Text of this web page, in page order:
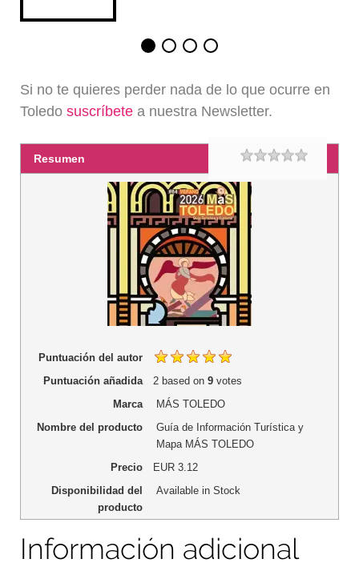
Si no te quieres perder nada de lo que ocurre en
Toledosuscríbete a nuestra Newsletter.
Resumen Rating
Puntuación del autor
Puntuación añadida
2based on 9votes
Marca
MÁS TOLEDO
Nombre del producto
Guía de Información Turística y
Mapa MÁS TOLEDO
Precio
EUR 3.12
Disponibilidad del
producto
Available in Stock
Información adicional